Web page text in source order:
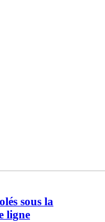
sous la
ligne